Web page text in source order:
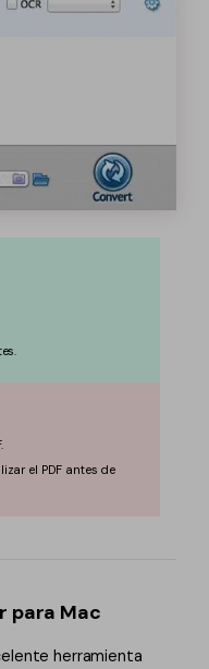
el PDF antes de
para Mac
herramienta